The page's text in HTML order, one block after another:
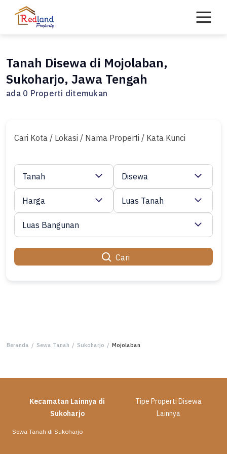
Tanah Disewa di Mojolaban,
Sukoharjo, Jawa Tengah
ada 0 Properti ditemukan
Cari Kota / Lokasi / Nama Properti / Kata Kunci
Cari
Tanah Disewa
Harga Luas Tanah
Luas Bangunan
Beranda / Sewa Tanah / Sukoharjo / Mojolaban
Kecamatan Lainnya di
Sukoharjo
Tipe Properti Disewa
Lainnya
Sewa Tanah di Sukoharjo